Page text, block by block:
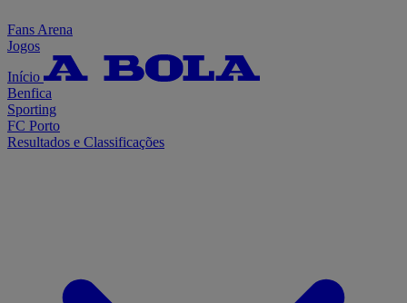
Fans Arena
Jogos
Início
Benfica
Sporting
FC Porto
Resultados e Classificações